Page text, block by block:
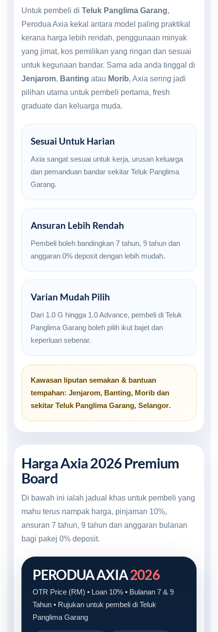
Untuk pembeli di Teluk Panglima Garang,
Perodua Axia kekal antara model paling praktikal
kerana harga lebih rendah, penggunaan minyak
yang jimat, kos pemilikan yang ringan dan sesuai
untuk kegunaan bandar. Sama ada anda tinggal di
Jenjarom, Banting atau Morib, Axia sering jadi
pilihan utama untuk pembeli pertama, fresh
graduate dan keluarga muda.
Sesuai Untuk Harian
Axia sangat sesuai untuk kerja, urusan keluarga
dan pemanduan bandar sekitar Teluk Panglima
Garang.
Ansuran Lebih Rendah
Pembeli boleh bandingkan 7 tahun, 9 tahun dan
anggaran 0% deposit dengan lebih mudah.
Varian Mudah Pilih
Dari 1.0 G hingga 1.0 Advance, pembeli di Teluk
Panglima Garang boleh pilih ikut bajet dan
keperluan sebenar.
Kawasan liputan semakan & bantuan
tempahan: Jenjarom, Banting, Morib dan
sekitar Teluk Panglima Garang, Selangor.
Harga Axia 2026 Premium
Board
Di bawah ini ialah jadual khas untuk pembeli yang
mahu terus nampak harga, pinjaman 10%,
ansuran 7 tahun, 9 tahun dan anggaran bulanan
bagi pakej 0% deposit.
PERODUA AXIA2026
OTR Price (RM) • Loan 10% • Bulanan 7 & 9
Tahun • Rujukan untuk pembeli di Teluk
Panglima Garang